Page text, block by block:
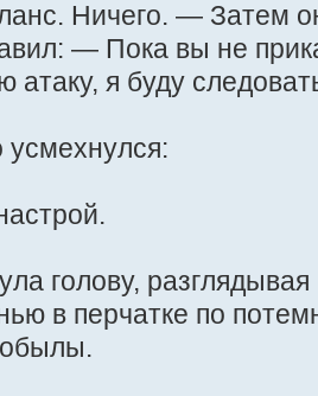
Ничего. — Затем
— Пока вы не
атаку, я буду
усмехнулся:
голову,
в перчатке по